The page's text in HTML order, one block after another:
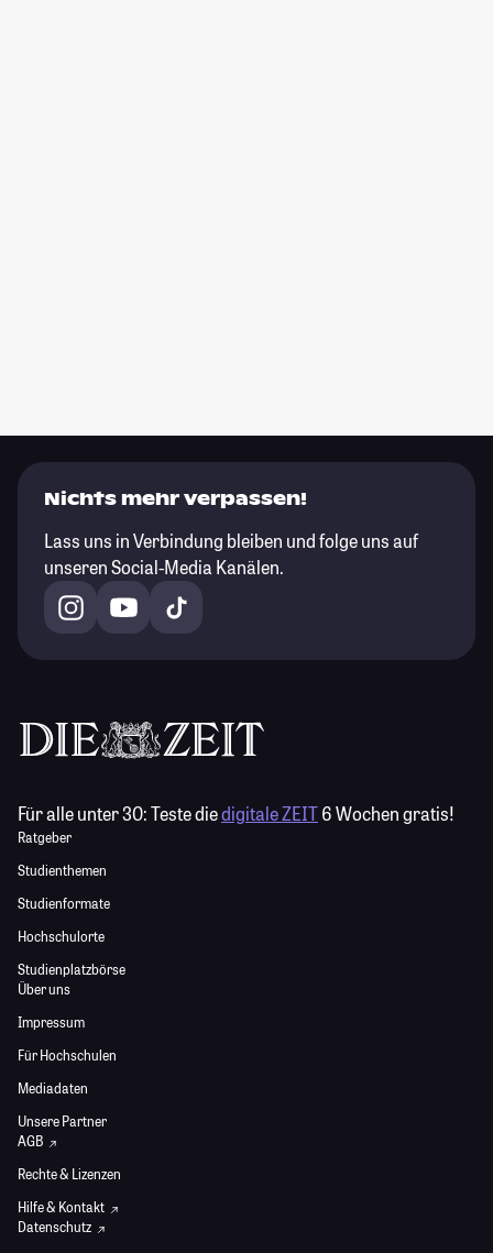
Nichts mehr verpassen!
Lass uns in Verbindung bleiben und folge uns auf
unseren Social-Media Kanälen.
Für alle unter 30:Teste diedigitale ZEIT6 Wochen gratis!
Ratgeber
Studienthemen
Studienformate
Hochschulorte
Studienplatzbörse
Über uns
Impressum
Für Hochschulen
Mediadaten
Unsere Partner
AGB
Rechte & Lizenzen
Hilfe & Kontakt
Datenschutz